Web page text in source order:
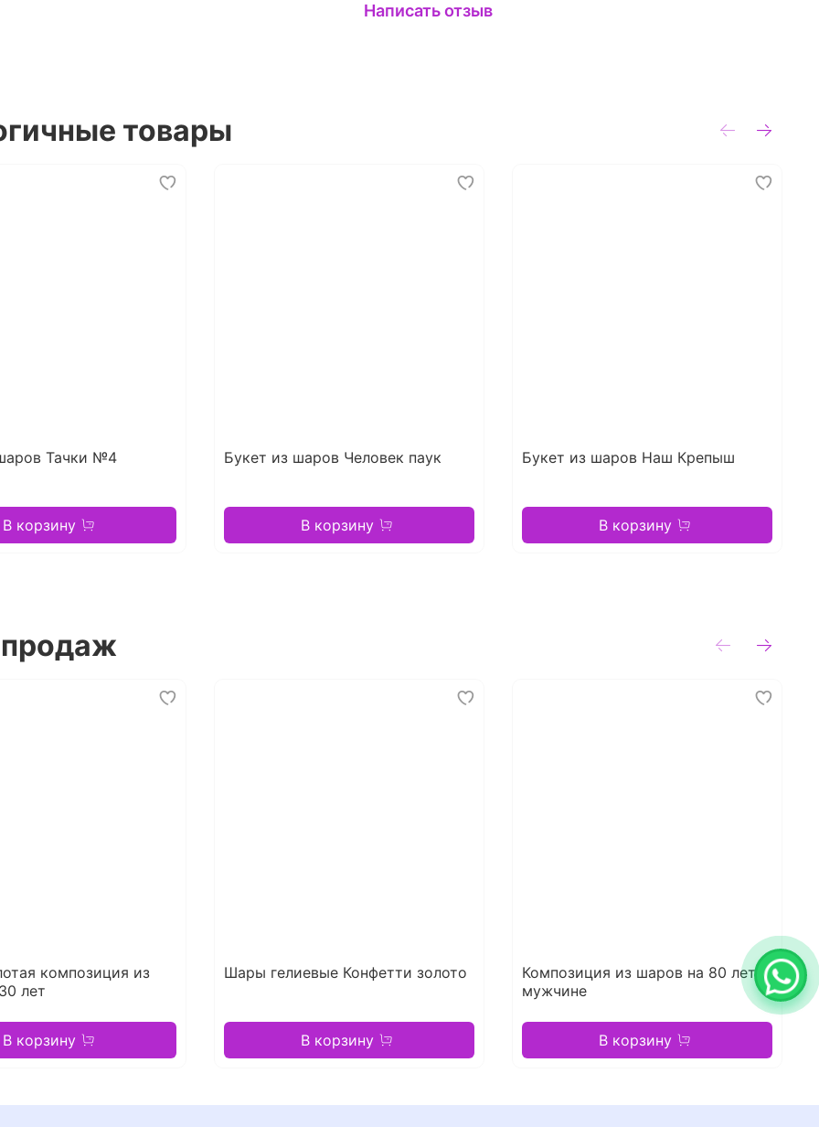
Написать отзыв
товары
Тачки №4
В корзину
Букет из шаров Человек паук
В корзину
Букет из шаров Наш Крепыш
В корзину
композиция из
лет
В корзину
Шары гелиевые Конфетти золото
В корзину
Композиция из шаров на 80 лет
мужчине
В корзину